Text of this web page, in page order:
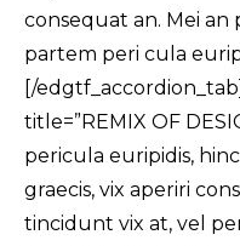
consequat an. Mei an
partem peri cula
[/
title=”REMIX OF
pericula euripidis,
graecis, vix aperiri
tincidunt vix at, vel